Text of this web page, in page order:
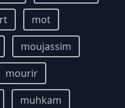
mot
moujassim
mourir
muhkam